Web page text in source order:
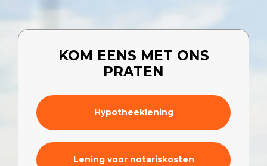
KOM EENS MET ONS
PRATEN
Hypotheeklening
Lening voor notariskosten